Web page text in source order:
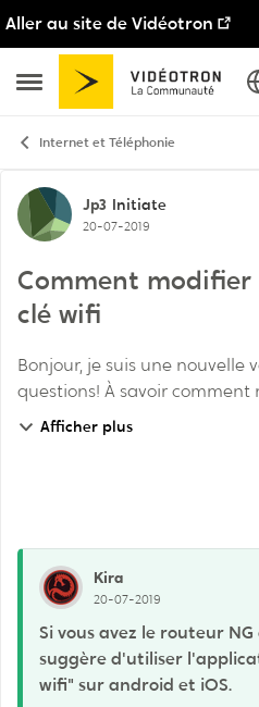
Aller au site de Vidéotron
Ouvrir Menu Latéral
Passer au contenu
Internet et Téléphonie
Discussion de
Jp3 Initiate
20-07-2019
Comment
clé wifi
Bonjour, je suis une nouvelle
questions! À savoir
afin de faciliter mes accès
Afficher plus
Kira
20-07-2019
Si vous avez le routeur
suggère d'utiliser
wifi" sur android et iOS.